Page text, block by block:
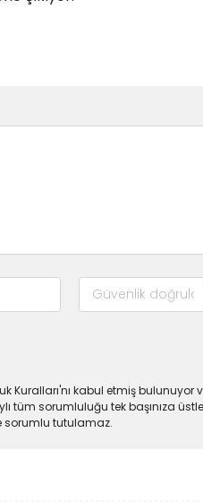
Kuralları'nı kabul etmiş bulunuyor
sorumluluğu tek başınıza
sorumlu tutulamaz.